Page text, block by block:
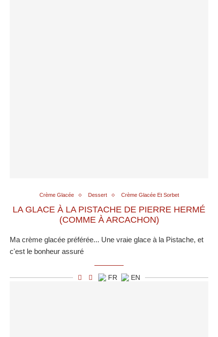
Crème Glacée Dessert Crème Glacée Et Sorbet
LA GLACE À LA PISTACHE DE PIERRE HERMÉ
(COMME À ARCACHON)
Ma crème glacée préférée... Une vraie glace à la Pistache, et
c'est le bonheur assuré
FR EN